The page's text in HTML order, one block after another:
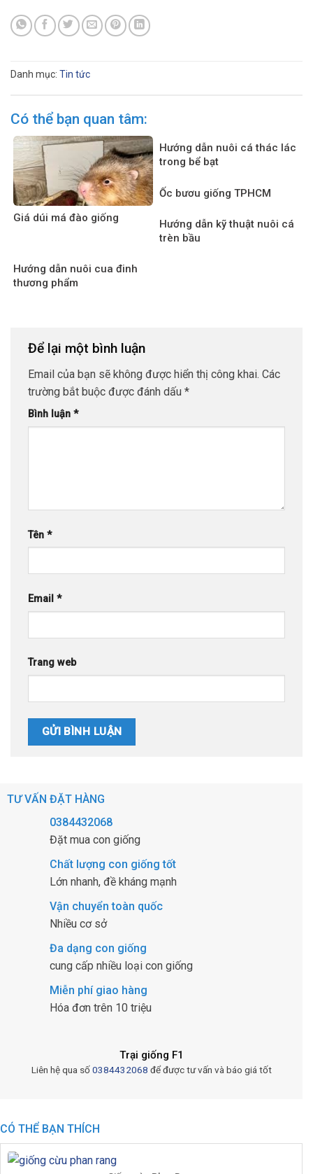
TƯ VẤN ĐẶT HÀNG
0384432068
Đặt mua con giống
Chất lượng con giống tốt
Lớn nhanh, đề kháng mạnh
Vận chuyển toàn quốc
Nhiều cơ sở
Đa dạng con giống
cung cấp nhiều loại con giống
Miễn phí giao hàng
Hóa đơn trên 10 triệu
Trại giống F1
Liên hệ qua số0384432068 để được tư vấn và báo giá tốt
CÓ THỂ BẠN THÍCH
Danh mục: Tin tức
Có thể bạn quan tâm:
Giá dúi má đào giống
Hướng dẫn nuôi cá thác lác
trong bể bạt
Ốc bươu giống TPHCM
Hướng dẫn kỹ thuật nuôi cá
trèn bầu
Hướng dẫn nuôi cua đinh
thương phẩm
Để lại một bình luận
Email của bạn sẽ không được hiển thị công khai. Các
trường bắt buộc được đánh dấu *
Bình luận *
Tên *
Email *
Trang web